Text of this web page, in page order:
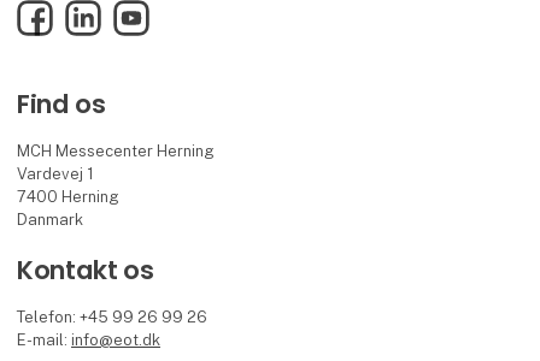
FacebookLinkedInYouTube
Find os
MCH Messecenter Herning
Vardevej 1
7400 Herning
Danmark
Kontakt os
Telefon: +45 99 26 99 26
E-mail: info@eot.dk